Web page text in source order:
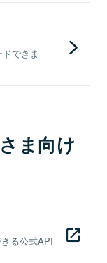
できま
ま向け
る公式API